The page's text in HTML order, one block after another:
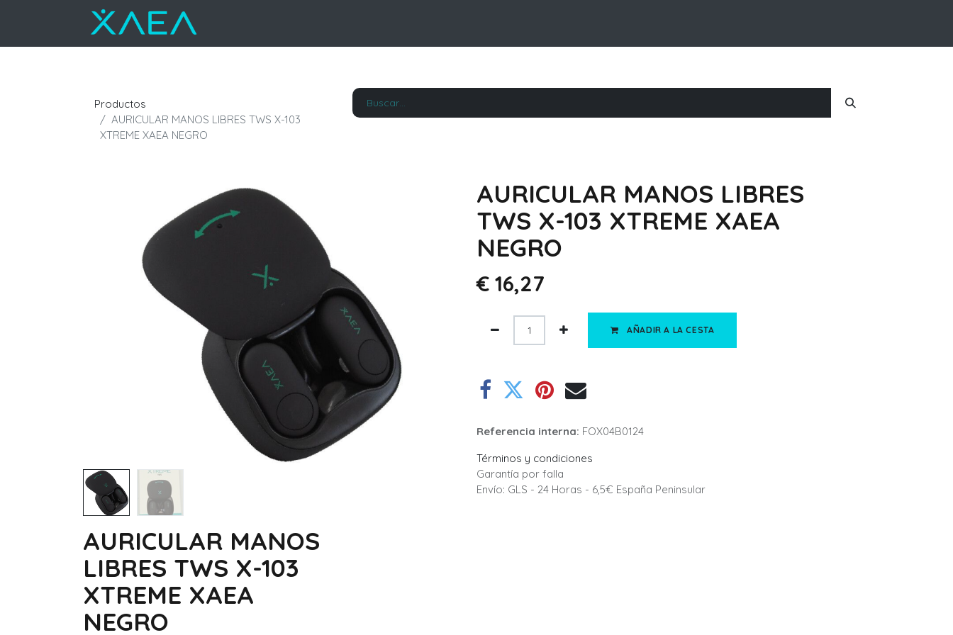
Productos
AURICULAR MANOS LIBRES TWS X-103
XTREME XAEA NEGRO
AURICULAR MANOS LIBRES
TWS X-103 XTREME XAEA
NEGRO
€ 16,27
AÑADIR A LA CESTA
Referencia interna: FOX04B0124
Términos y condiciones
Garantía por falla
Envío: GLS - 24 Horas - 6,5€ España Peninsular
AURICULAR MANOS
LIBRES TWS X-103
XTREME XAEA
NEGRO